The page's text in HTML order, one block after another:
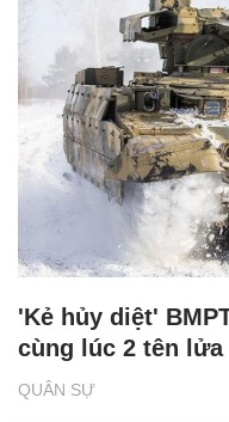
QUÂN SỰ
'Kẻ hủy diệt'
cùng lúc 2 tên lửa